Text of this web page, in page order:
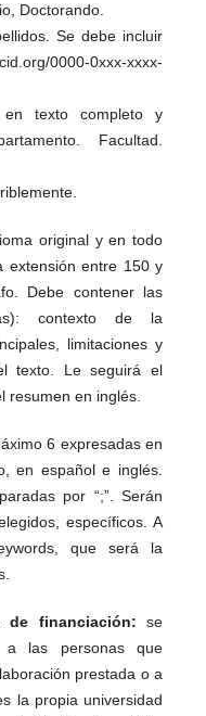
Doctorando.
Se debe incluir
0000-0xxx-xxxx-
en texto completo y
Facultad.
original y en todo
extensión entre 150 y
Debe contener las
contexto de la
limitaciones y
texto. Le seguirá el
resumen en inglés.
6 expresadas en
en español e inglés.
por “;”. Serán
específicos. A
que será la
de financiación: se
a las personas que
prestada o a
la propia universidad